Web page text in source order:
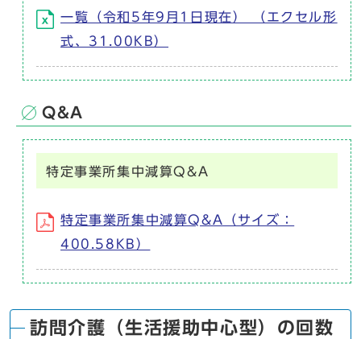
一覧（令和5年9月1日現在） （エクセル形
式、31.00KB）
Q&A
特定事業所集中減算Q&A
特定事業所集中減算Q&A（サイズ：
400.58KB）
訪問介護（生活援助中心型）の回数